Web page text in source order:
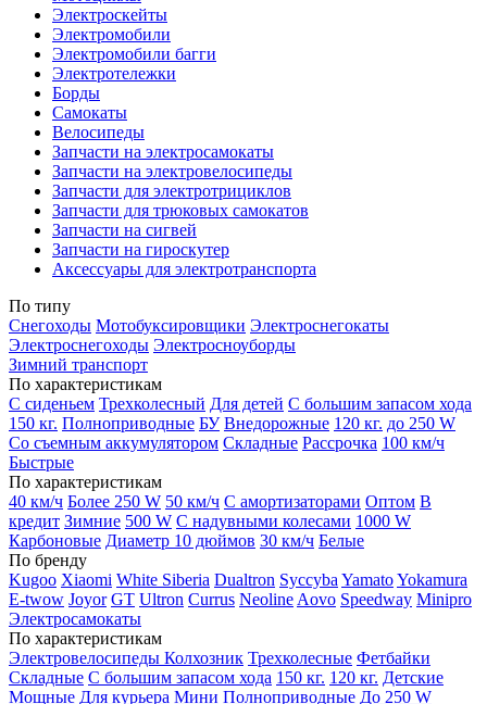
Электроскейты
Электромобили
Электромобили багги
Электротележки
Борды
Самокаты
Велосипеды
Запчасти на электросамокаты
Запчасти на электровелосипеды
Запчасти для электротрициклов
Запчасти для трюковых самокатов
Запчасти на сигвей
Запчасти на гироскутер
Аксессуары для электротранспорта
По типу
Снегоходы Мотобуксировщики Электроснегокаты
Электроснегоходы Электросноуборды
Зимний транспорт
По характеристикам
С сиденьем Трехколесный Для детей С большим запасом хода
150 кг. Полноприводные БУ Внедорожные 120 кг. до 250 W
Со съемным аккумулятором Складные Рассрочка 100 км/ч
Быстрые
По характеристикам
40 км/ч Более 250 W 50 км/ч С амортизаторами Оптом В
кредит Зимние 500 W С надувными колесами 1000 W
Карбоновые Диаметр 10 дюймов 30 км/ч Белые
По бренду
Kugoo Xiaomi White Siberia Dualtron Syccyba YamatoYokamura
E-twow Joyor GT Ultron Currus Neoline Aovo Speedway Minipro
Электросамокаты
По характеристикам
Электровелосипеды Колхозник Трехколесные Фетбайки
Складные С большим запасом хода 150 кг. 120 кг. Детские
Мощные Для курьера Мини Полноприводные До 250 W